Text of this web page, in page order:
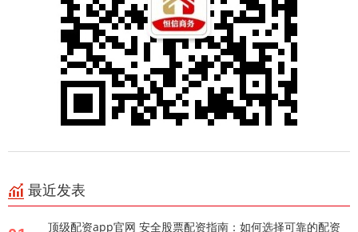
最近发表
顶级配资app官网 安全股票配资指南：如何选择可靠的配资